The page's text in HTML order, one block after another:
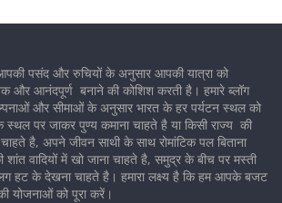
पसंद और रुचियों के अनुसार आपकी यात्रा को
और आनंदपूर्ण बनाने की कोशिश करती है। हमारे ब्लॉग
और सीमाओं के अनुसार भारत के हर पर्यटन स्थल को
पर जाकर पुण्य कमाना चाहते है या किसी राज्य की
है, अपने जीवन साथी के साथ रोमांटिक पल बिताना
वादियों में खो जाना चाहते है, समुद्र के बीच पर मस्ती
हट के देखना चाहते है। हमारा लक्ष्य है कि हम आपके बजट
योजनाओं को पूरा करें।